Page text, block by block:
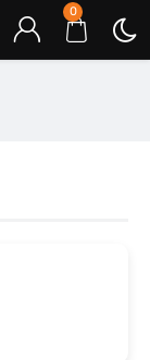
0